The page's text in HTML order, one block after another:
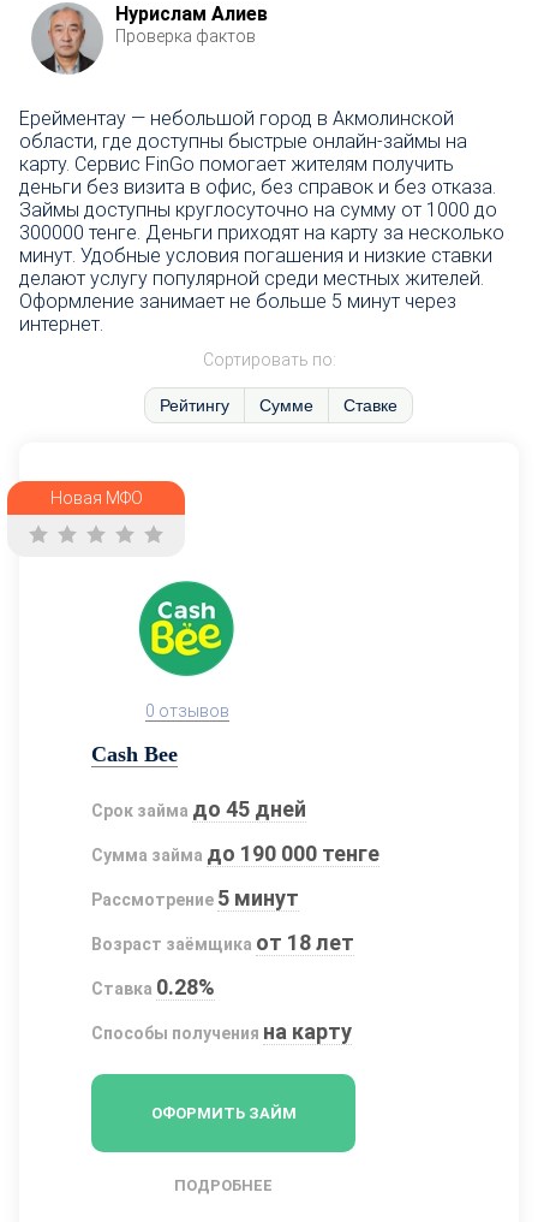
Нурислам Алиев
Проверка фактов
Ерейментау — небольшой город в Акмолинской
области, где доступны быстрые онлайн-займы на
карту. Сервис FinGo помогает жителям получить
деньги без визита в офис, без справок и без отказа.
Займы доступны круглосуточно на сумму от 1000 до
300000 тенге. Деньги приходят на карту за несколько
минут. Удобные условия погашения и низкие ставки
делают услугу популярной среди местных жителей.
Оформление занимает не больше 5 минут через
интернет.
Сортировать по:
Рейтингу Сумме Ставке
Новая МФО
0 отзывов
Cash Bee
Срок займа до 45 дней
Сумма займа до 190 000 тенге
Рассмотрение 5 минут
Возраст заёмщика от 18 лет
Ставка 0.28%
Способы получения на карту
ОФОРМИТЬ ЗАЙМ
ПОДРОБНЕЕ